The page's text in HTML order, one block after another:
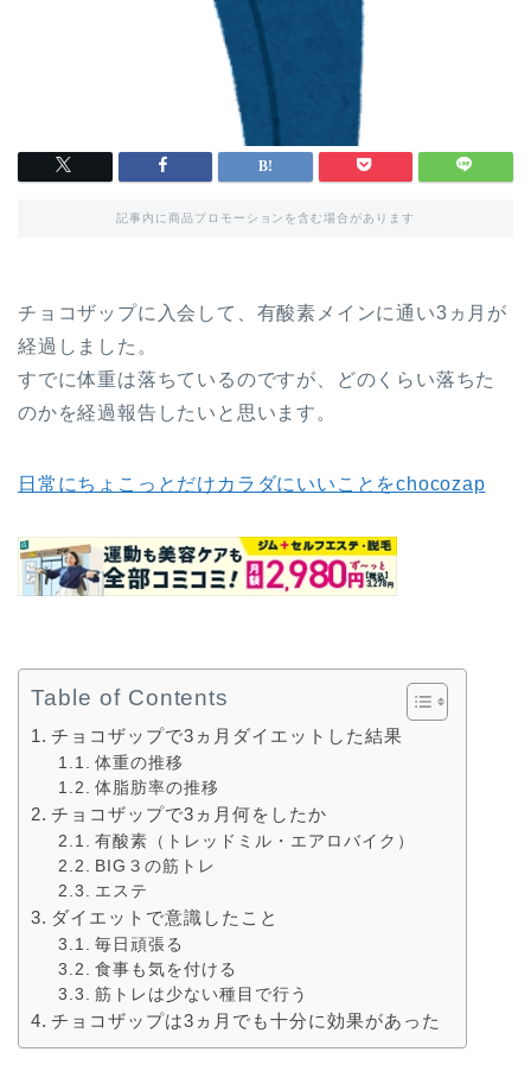
記事内に商品プロモーションを含む場合があります
チョコザップに入会して、有酸素メインに通い3ヵ月が
経過しました。
すでに体重は落ちているのですが、どのくらい落ちた
のかを経過報告したいと思います。
日常にちょこっとだけカラダにいいことをchocozap
Table of Contents
チョコザップで3ヵ月ダイエットした結果
体重の推移
体脂肪率の推移
チョコザップで3ヵ月何をしたか
有酸素（トレッドミル・エアロバイク）
BIG３の筋トレ
エステ
ダイエットで意識したこと
毎日頑張る
食事も気を付ける
筋トレは少ない種目で行う
チョコザップは3ヵ月でも十分に効果があった